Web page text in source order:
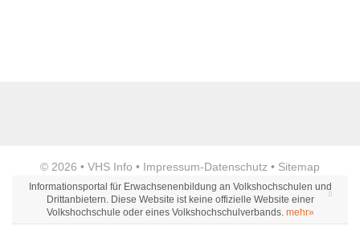
Webseite
© 2026 • VHS Info • Impressum-Datenschutz • Sitemap
Informationsportal für Erwachsenenbildung an Volkshochschulen und
Drittanbietern. Diese Website ist keine offizielle Website einer
Volkshochschule oder eines Volkshochschulverbands. mehr»